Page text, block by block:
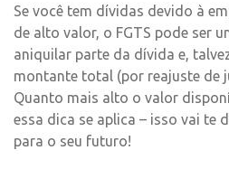
Se você tem dívidas devido à
de alto valor, o FGTS pode ser
aniquilar parte da dívida e,
montante total (por reajuste de
Quanto mais alto o valor
essa dica se aplica – isso vai te
para o seu futuro!